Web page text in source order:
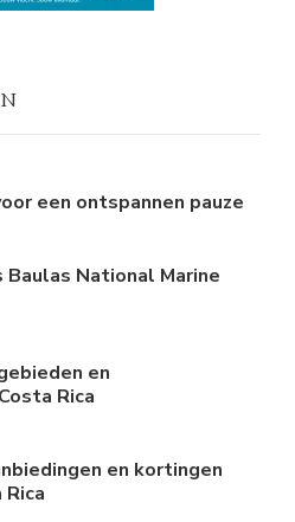
een ontspannen pauze
National Marine
en
Rica
en kortingen